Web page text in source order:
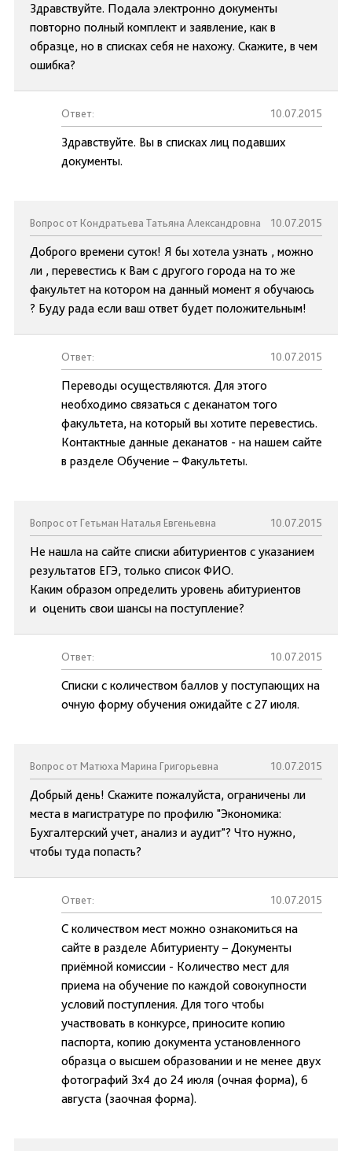
Здравствуйте. Подала электронно документы
повторно полный комплект и заявление, как в
образце, но в списках себя не нахожу. Скажите, в чем
ошибка?
Ответ: 10.07.2015
Здравствуйте. Вы в списках лиц подавших
документы.
Вопрос от Кондратьева Татьяна Александровна 10.07.2015
Доброго времени суток! Я бы хотела узнать , можно
ли , перевестись к Вам с другого города на то же
факультет на котором на данный момент я обучаюсь
? Буду рада если ваш ответ будет положительным!
Ответ: 10.07.2015
Переводы осуществляются. Для этого
необходимо связаться с деканатом того
факультета, на который вы хотите перевестись.
Контактные данные деканатов - на нашем сайте
в разделе Обучение – Факультеты.
Вопрос от Гетьман Наталья Евгеньевна 10.07.2015
Не нашла на сайте списки абитуриентов с указанием
результатов ЕГЭ, только список ФИО.
Каким образом определить уровень абитуриентов
и оценить свои шансы на поступление?
Ответ: 10.07.2015
Списки с количеством баллов у поступающих на
очную форму обучения ожидайте с 27 июля.
Вопрос от Матюха Марина Григорьевна 10.07.2015
Добрый день! Скажите пожалуйста, ограничены ли
места в магистратуре по профилю "Экономика:
Бухгалтерский учет, анализ и аудит"? Что нужно,
чтобы туда попасть?
Ответ: 10.07.2015
С количеством мест можно ознакомиться на
сайте в разделе Абитуриенту – Документы
приёмной комиссии - Количество мест для
приема на обучение по каждой совокупности
условий поступления. Для того чтобы
участвовать в конкурсе, приносите копию
паспорта, копию документа установленного
образца о высшем образовании и не менее двух
фотографий 3х4 до 24 июля (очная форма), 6
августа (заочная форма).